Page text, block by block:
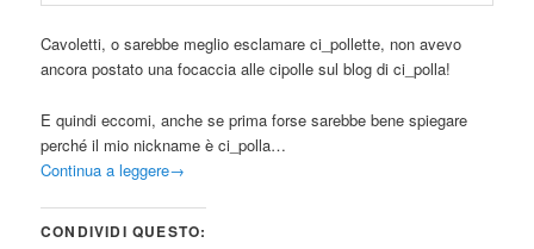
Cavoletti, o sarebbe meglio esclamare ci_pollette, non avevo
ancora postato una focaccia alle cipolle sul blog di ci_polla!
E quindi eccomi, anche se prima forse sarebbe bene spiegare
perché il mio nickname è ci_polla…
Continua a leggere→
CONDIVIDI QUESTO: